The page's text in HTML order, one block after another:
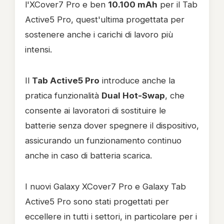
l'XCover7 Pro e ben 10.100 mAh per il Tab
Active5 Pro, quest'ultima progettata per
sostenere anche i carichi di lavoro più
intensi.
Il Tab Active5 Pro introduce anche la
pratica funzionalità Dual Hot-Swap, che
consente ai lavoratori di sostituire le
batterie senza dover spegnere il dispositivo,
assicurando un funzionamento continuo
anche in caso di batteria scarica.
I nuovi Galaxy XCover7 Pro e Galaxy Tab
Active5 Pro sono stati progettati per
eccellere in tutti i settori, in particolare per i